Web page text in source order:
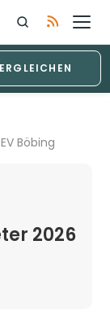
EV Böbing
2026